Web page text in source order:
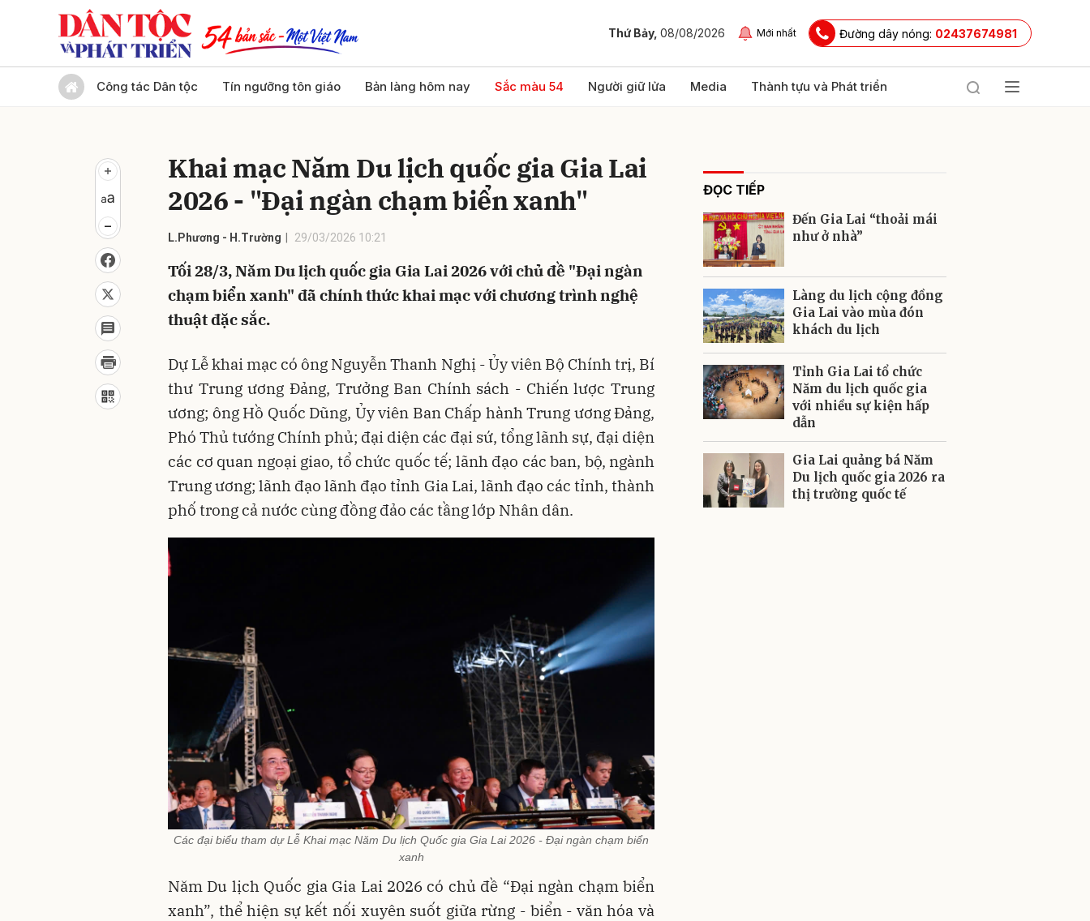
Thứ Bảy, 08/08/2026 Mới nhất Đường dây nóng: 02437674981
Công tác Dân tộc Tín ngưỡng tôn giáo Bản làng hôm nay Sắc màu 54 Người giữ lửa Media Thành tựu và Phát triển
Khai mạc Năm Du lịch quốc gia Gia Lai
2026 - "Đại ngàn chạm biển xanh"
L.Phương - H.Trường 29/03/2026 10:21
Tối 28/3, Năm Du lịch quốc gia Gia Lai 2026 với chủ đề "Đại ngàn
chạm biển xanh" đã chính thức khai mạc với chương trình nghệ
thuật đặc sắc.
Dự Lễ khai mạc có ông Nguyễn Thanh Nghị - Ủy viên Bộ Chính trị, Bí
thư Trung ương Đảng, Trưởng Ban Chính sách - Chiến lược Trung
ương; ông Hồ Quốc Dũng, Ủy viên Ban Chấp hành Trung ương Đảng,
Phó Thủ tướng Chính phủ; đại diện các đại sứ, tổng lãnh sự, đại diện
các cơ quan ngoại giao, tổ chức quốc tế; lãnh đạo các ban, bộ, ngành
Trung ương; lãnh đạo lãnh đạo tỉnh Gia Lai, lãnh đạo các tỉnh, thành
phố trong cả nước cùng đồng đảo các tầng lớp Nhân dân.
Các đại biểu tham dự Lễ Khai mạc Năm Du lịch Quốc gia Gia Lai 2026 - Đại ngàn chạm biển
xanh
Năm Du lịch Quốc gia Gia Lai 2026 có chủ đề “Đại ngàn chạm biển
xanh”, thể hiện sự kết nối xuyên suốt giữa rừng - biển - văn hóa và
ĐỌC TIẾP
Đến Gia Lai “thoải mái
như ở nhà”
Làng du lịch cộng đồng
Gia Lai vào mùa đón
khách du lịch
Tỉnh Gia Lai tổ chức
Năm du lịch quốc gia
với nhiều sự kiện hấp
dẫn
Gia Lai quảng bá Năm
Du lịch quốc gia 2026 ra
thị trường quốc tế
Gửi bình luận
Hủy Gửi